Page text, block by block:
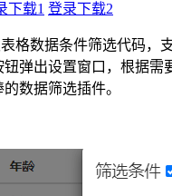
下载1 登录下载2
格数据条件筛选代码，
钮弹出设置窗口，根据需
数据筛选插件。